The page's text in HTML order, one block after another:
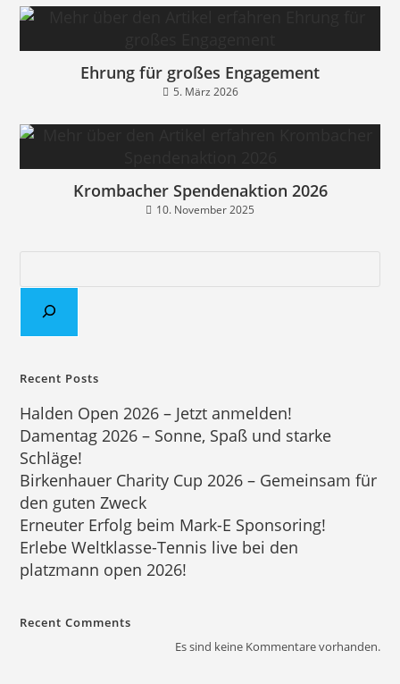
Ehrung für großes Engagement
5. März 2026
Krombacher Spendenaktion 2026
10. November 2025
Recent Posts
Halden Open 2026 – Jetzt anmelden!
Damentag 2026 – Sonne, Spaß und starke
Schläge!
Birkenhauer Charity Cup 2026 – Gemeinsam für
den guten Zweck
Erneuter Erfolg beim Mark-E Sponsoring!
Erlebe Weltklasse-Tennis live bei den
platzmann open 2026!
Recent Comments
Es sind keine Kommentare vorhanden.